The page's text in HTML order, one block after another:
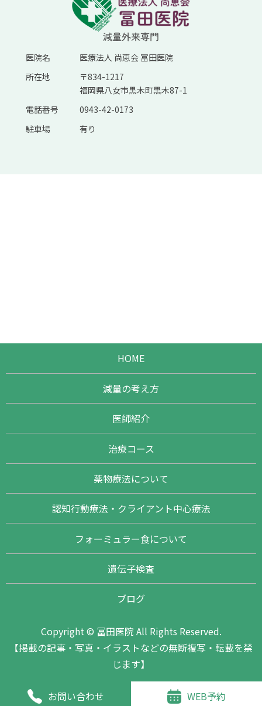
医院名
医療法人 尚恵会 冨田医院
所在地
〒834-1217
福岡県八女市黒木町黒木87-1
電話番号
0943-42-0173
駐車場
有り
HOME
減量の考え方
医師紹介
治療コース
薬物療法について
認知行動療法・クライアント中心療法
フォーミュラー食について
遺伝子検査
ブログ
Copyright © 冨田医院 All Rights Reserved.
【掲載の記事・写真・イラストなどの無断複写・転載を禁
じます】
お問い合わせ WEB予約